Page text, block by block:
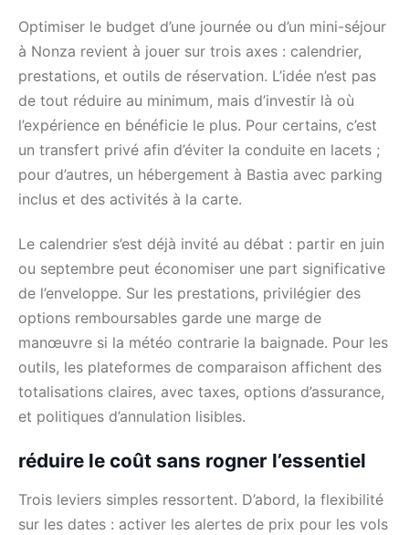
Optimiser le budget d’une journée ou d’un mini-séjour
à Nonza revient à jouer sur trois axes : calendrier,
prestations, et outils de réservation. L’idée n’est pas
de tout réduire au minimum, mais d’investir là où
l’expérience en bénéficie le plus. Pour certains, c’est
un transfert privé afin d’éviter la conduite en lacets ;
pour d’autres, un hébergement à Bastia avec parking
inclus et des activités à la carte.
Le calendrier s’est déjà invité au débat : partir en juin
ou septembre peut économiser une part significative
de l’enveloppe. Sur les prestations, privilégier des
options remboursables garde une marge de
manœuvre si la météo contrarie la baignade. Pour les
outils, les plateformes de comparaison affichent des
totalisations claires, avec taxes, options d’assurance,
et politiques d’annulation lisibles.
réduire le coût sans rogner l’essentiel
Trois leviers simples ressortent. D’abord, la flexibilité
sur les dates : activer les alertes de prix pour les vols